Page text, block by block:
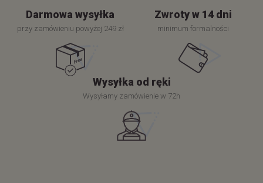
Darmowa wysyłka
przy zamówieniu powyżej 249 zł
Zwroty w 14 dni
minimum formalności
Wysyłka od ręki
Wysyłamy zamówienie w 72h